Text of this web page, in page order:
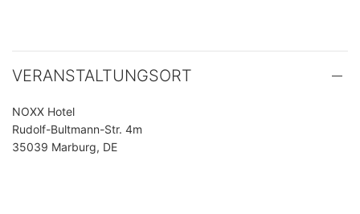
VERANSTALTUNGSORT
NOXX Hotel
Rudolf-Bultmann-Str. 4m
35039 Marburg, DE